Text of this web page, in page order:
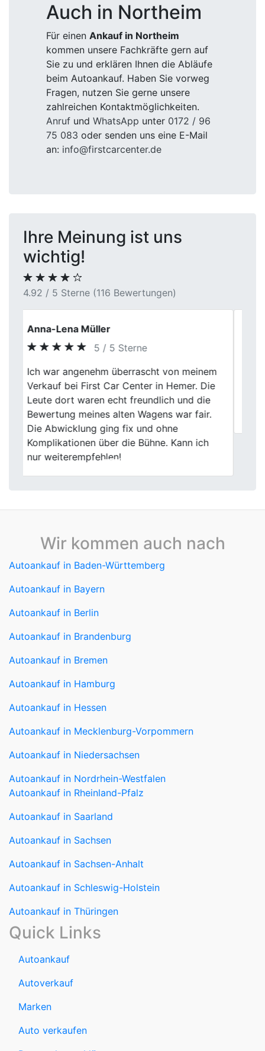
Auch in Northeim
Für einen Ankauf in Northeim
kommen unsere Fachkräfte gern auf
Sie zu und erklären Ihnen die Abläufe
beim Autoankauf. Haben Sie vorweg
Fragen, nutzen Sie gerne unsere
zahlreichen Kontaktmöglichkeiten.
Anruf und WhatsApp unter 0172 / 96
75 083 oder senden uns eine E-Mail
an: info@firstcarcenter.de
Ihre Meinung ist uns
wichtig!
4.92 / 5 Sterne (116 Bewertungen)
Kerstin
5 / 5 Sterne
Gut gemacht! First Car Center hat meinen
defekten Wagen abgekauft und mich
positiv überrascht. Die Abwicklung war
schnell, und das Team war kompetent.
Previous
Autoankauf in Bayern
Autoankauf in Berlin
Autoankauf in Brandenburg
Autoankauf in Bremen
Autoankauf in Hamburg
Autoankauf in Hessen
Autoankauf in Mecklenburg-Vorpommern
Autoankauf in Niedersachsen
Autoankauf in Nordrhein-Westfalen
Autoankauf in Rheinland-Pfalz
Autoankauf in Saarland
Autoankauf in Sachsen
Autoankauf in Sachsen-Anhalt
Autoankauf in Schleswig-Holstein
Autoankauf in Thüringen
Quick Links
Autoankauf
Autoverkauf
Marken
Auto verkaufen
Datenschutzerklärung
Impressum